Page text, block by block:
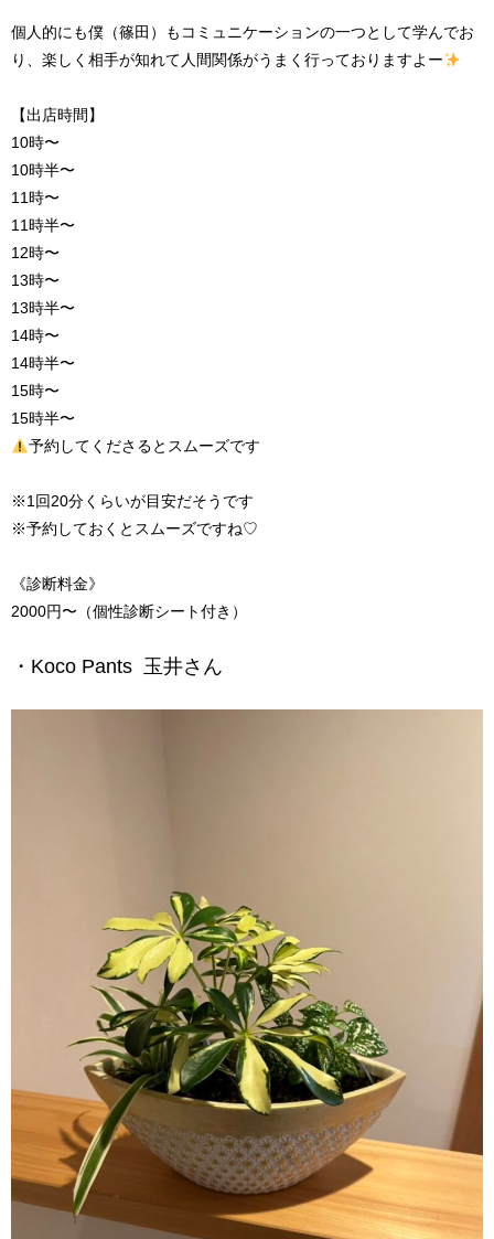
個人的にも僕（篠田）もコミュニケーションの一つとして学んでお
り、楽しく相手が知れて人間関係がうまく行っておりますよー
【出店時間】
10時〜
10時半〜
11時〜
11時半〜
12時〜
13時〜
13時半〜
14時〜
14時半〜
15時〜
15時半〜
予約してくださるとスムーズです
※1回20分くらいが目安だそうです
※予約しておくとスムーズですね♡
《診断料金》
2000円〜（個性診断シート付き）
・Koco Pants 玉井さん